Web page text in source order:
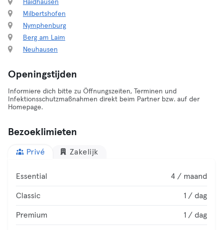
Haidhausen
Milbertshofen
Nymphenburg
Berg am Laim
Neuhausen
Openingstijden
Informiere dich bitte zu Öffnungszeiten, Terminen und
Infektionsschutzmaßnahmen direkt beim Partner bzw. auf der
Homepage.
Bezoeklimieten
Privé Zakelijk
Essential 4 / maand
Classic 1 / dag
Premium 1 / dag